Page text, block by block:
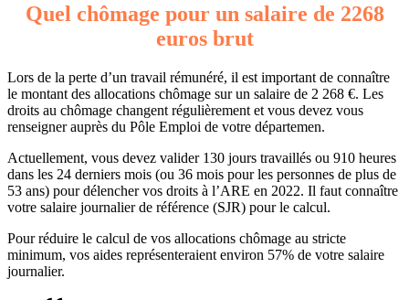
Quel chômage pour un salaire de 2268
euros brut
Lors de la perte d’un travail rémunéré, il est important de connaître
le montant des allocations chômage sur un salaire de 2 268 €. Les
droits au chômage changent régulièrement et vous devez vous
renseigner auprès du Pôle Emploi de votre départemen.
Actuellement, vous devez valider 130 jours travaillés ou 910 heures
dans les 24 derniers mois (ou 36 mois pour les personnes de plus de
53 ans) pour délencher vos droits à l’ARE en 2022. Il faut connaître
votre salaire journalier de référence (SJR) pour le calcul.
Pour réduire le calcul de vos allocations chômage au stricte
minimum, vos aides représenteraient environ 57% de votre salaire
journalier.